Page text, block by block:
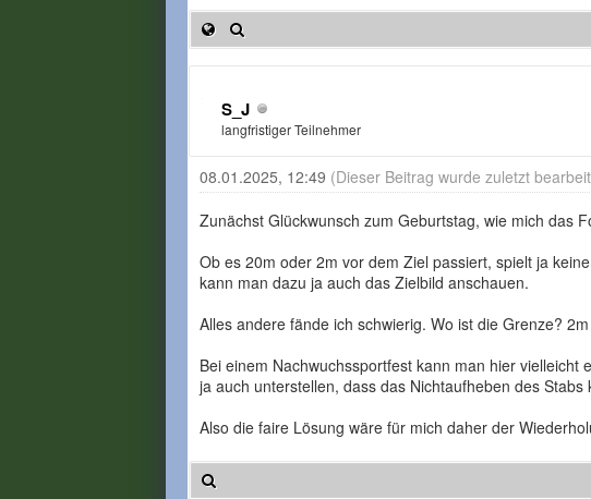
S_J
langfristiger Teilnehmer
08.01.2025, 12:49 (Dieser Beitrag wurde zuletzt
Zunächst Glückwunsch zum Geburtstag, wie mich das
Ob es 20m oder 2m vor dem Ziel passiert, spielt ja
kann man dazu ja auch das Zielbild anschauen.
Alles andere fände ich schwierig. Wo ist die Grenze?
Bei einem Nachwuchssportfest kann man hier
ja auch unterstellen, dass das Nichtaufheben des
Also die faire Lösung wäre für mich daher der